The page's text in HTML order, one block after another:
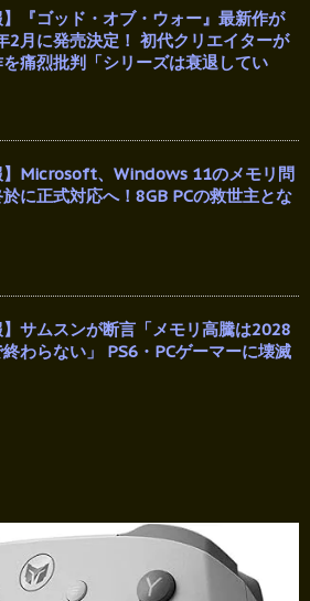
】『ゴッド・オブ・ウォー』最新作が
2月に発売決定！ 初代クリエイターが
痛烈批判「シリーズは衰退してい
】Microsoft、Windows 11のメモリ問
に正式対応へ！8GB PCの救世主とな
】サムスンが断言「メモリ高騰は2028
わらない」 PS6・PCゲーマーに壊滅